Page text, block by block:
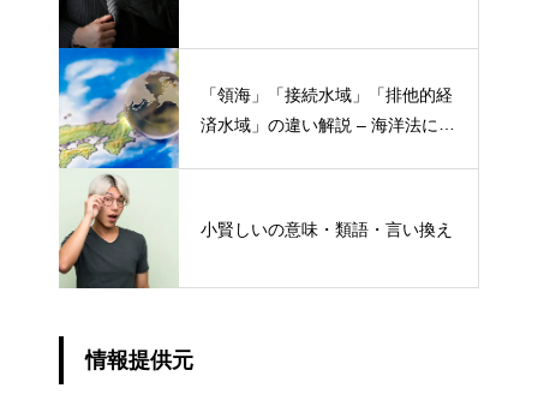
「領海」「接続水域」「排他的経
済水域」の違い解説 – 海洋法にお
小賢しいの意味・類語・言い換え
情報提供元